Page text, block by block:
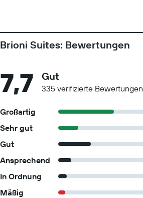
Brioni Suites: Bewertungen
7,7 Gut
335 verifizierte Bewertungen
Großartig
Sehr gut
Gut
Ansprechend
In Ordnung
Mäßig